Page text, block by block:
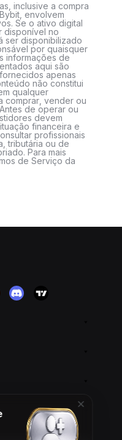
inclusive a compra
envolvem
Se o ativo digital
disponível no
ser disponibilizado
por quaisquer
informações de
aqui são
apenas
não constitui
qualquer
comprar, vender ou
de operar ou
devem
financeira e
profissionais
tributária ou de
Para mais
de Serviço da